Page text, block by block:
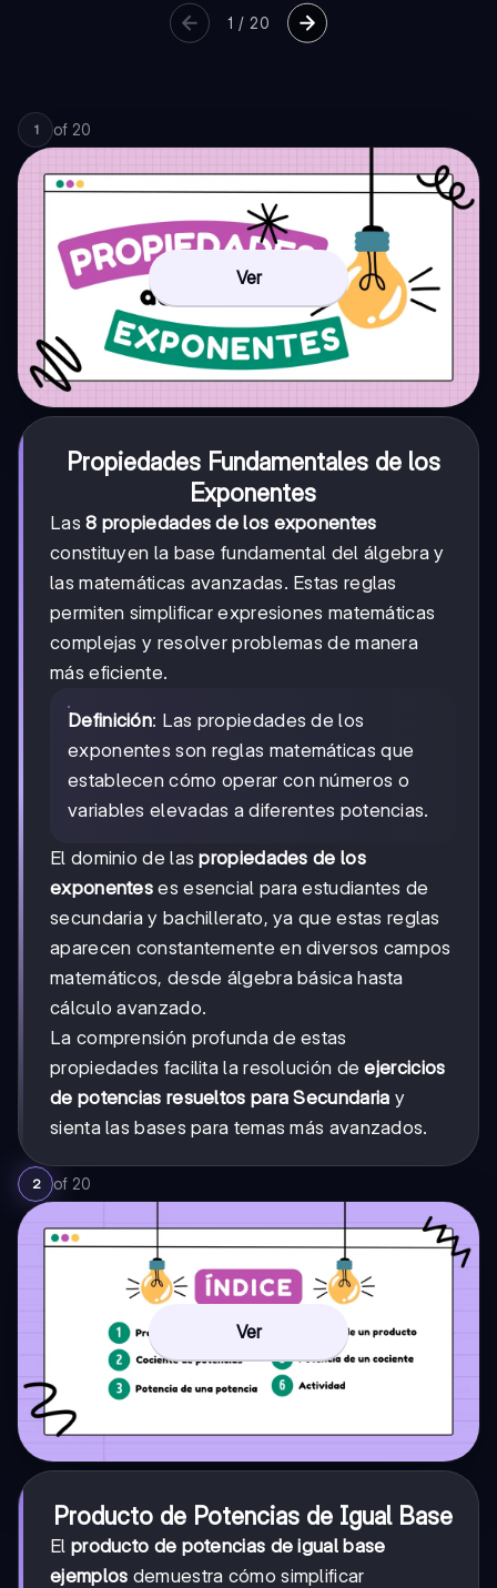
1 / 20
1 of 20
Ver
Propiedades Fundamentales de los
Exponentes
Las8 propiedades de los exponentes
constituyen la base fundamental del álgebra y
las matemáticas avanzadas. Estas reglas
permiten simplificar expresiones matemáticas
complejas y resolver problemas de manera
más eficiente.
Definición: Las propiedades de los
exponentes son reglas matemáticas que
establecen cómo operar con números o
variables elevadas a diferentes potencias.
El dominio de laspropiedades de los
exponentes es esencial para estudiantes de
secundaria y bachillerato, ya que estas reglas
aparecen constantemente en diversos campos
matemáticos, desde álgebra básica hasta
cálculo avanzado.
La comprensión profunda de estas
propiedades facilita la resolución deejercicios
de potencias resueltos para Secundaria y
sienta las bases para temas más avanzados.
2 of 20
Ver
Producto de Potencias de Igual Base
El producto de potencias de igual base
ejemplos demuestra cómo simplificar